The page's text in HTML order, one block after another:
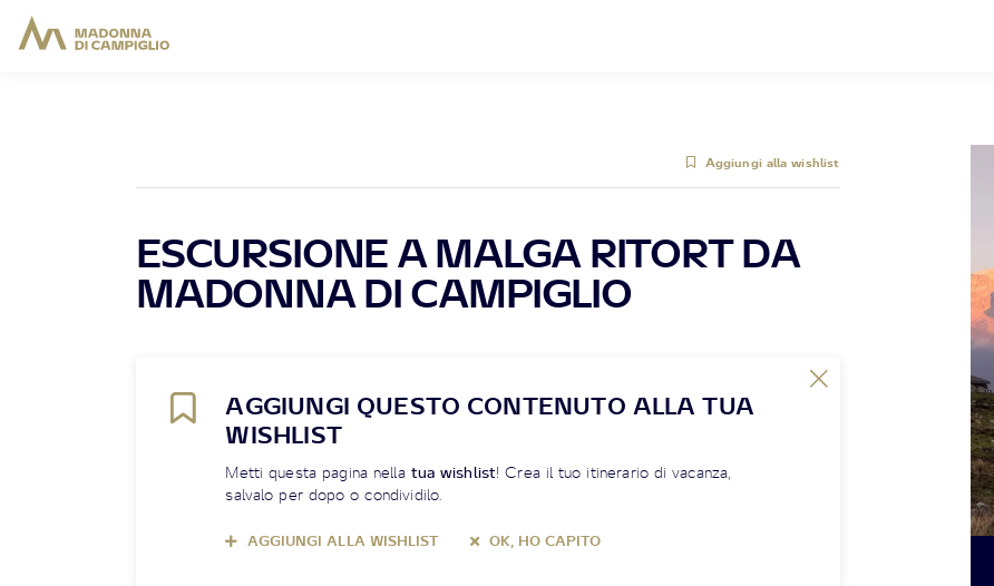
Aggiungi alla wishlist
ESCURSIONE A MALGA RITORT DA
MADONNA DI CAMPIGLIO
AGGIUNGI QUESTO CONTENUTO ALLA TUA
WISHLIST
Metti questa pagina nella tua wishlist! Crea il tuo itinerario di vacanza,
salvalo per dopo o condividilo.
AGGIUNGI ALLA WISHLIST OK, HO CAPITO